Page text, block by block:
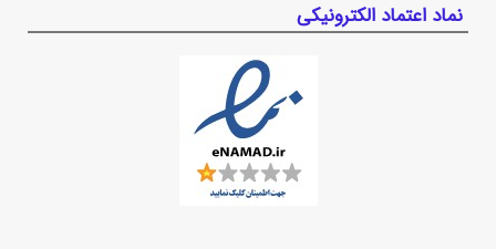
نماد اعتماد الکترونیکی